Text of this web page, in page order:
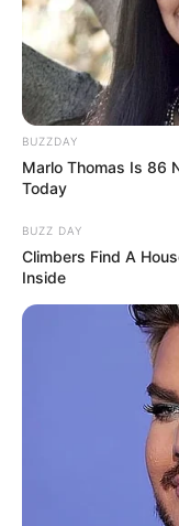
BUZZDAY
Marlo Thomas Is 86
Today
BUZZ DAY
Climbers Find A
Inside